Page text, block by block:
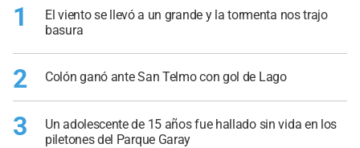
1
El viento se llevó a un grande y la tormenta nos trajo
basura
2 Colón ganó ante San Telmo con gol de Lago
3
Un adolescente de 15 años fue hallado sin vida en los
piletones del Parque Garay